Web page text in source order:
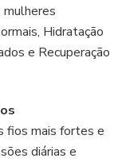
Hidratação
e Recuperação
fios mais fortes e
diárias e